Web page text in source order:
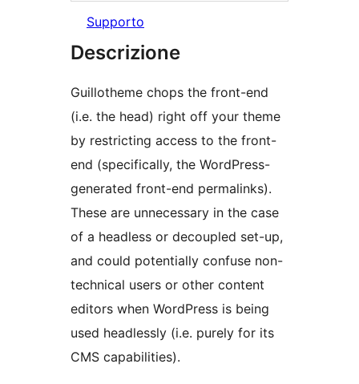
Supporto
Descrizione
Guillotheme chops the front-end
(i.e. the head) right off your theme
by restricting access to the front-
end (specifically, the WordPress-
generated front-end permalinks).
These are unnecessary in the case
of a headless or decoupled set-up,
and could potentially confuse non-
technical users or other content
editors when WordPress is being
used headlessly (i.e. purely for its
CMS capabilities).